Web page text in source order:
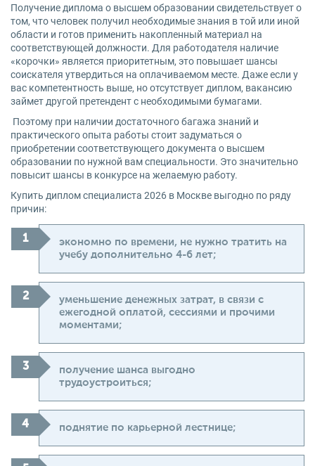
Получение диплома о высшем образовании свидетельствует о
том, что человек получил необходимые знания в той или иной
области и готов применить накопленный материал на
соответствующей должности. Для работодателя наличие
«корочки» является приоритетным, это повышает шансы
соискателя утвердиться на оплачиваемом месте. Даже если у
вас компетентность выше, но отсутствует диплом, вакансию
займет другой претендент с необходимыми бумагами.
Поэтому при наличии достаточного багажа знаний и
практического опыта работы стоит задуматься о
приобретении соответствующего документа о высшем
образовании по нужной вам специальности. Это значительно
повысит шансы в конкурсе на желаемую работу.
Купить диплом специалиста 2026 в Москве выгодно по ряду
причин:
экономно по времени, не нужно тратить на
учебу дополнительно 4-6 лет;
уменьшение денежных затрат, в связи с
ежегодной оплатой, сессиями и прочими
моментами;
получение шанса выгодно
трудоустроиться;
поднятие по карьерной лестнице;